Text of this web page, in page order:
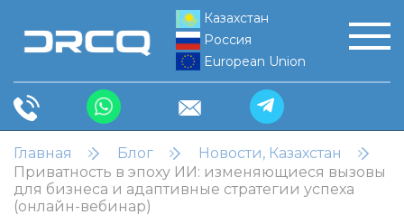
Казахстан
Россия
European Union
Главная Блог
Новости, Казахстан
Приватность в эпоху ИИ: изменяющиеся вызовы
для бизнеса и адаптивные стратегии успеха
(онлайн-вебинар)